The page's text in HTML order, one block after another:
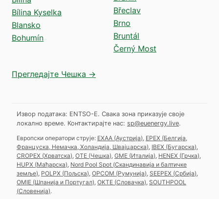
Bílina Kyselka
Blansko
Bohumín
Břeclav
Brno
Bruntál
Černý Most
Прегледајте Чешка →
Извор података: ENTSO-E. Свака зона приказује своје
локално време. Контактирајте нас: sp@euenergy.live.
Европски оператори струје: EXAA (Аустрија) EPEX (Белгија,
Француска, Немачка, Холандија, Швајцарска) IBEX (Бугарска)
CROPEX (Хрватска) OTE (Чешка) GME (Италија) HENEX (Грчка)
HUPX (Мађарска) Nord Pool Spot (Скандинавија и балтичке
земље) POLPX (Пољска) OPCOM (Румунија) SEEPEX (Србија)
OMIE (Шпанија и Португал) OKTE (Словачка) SOUTHPOOL
(Словенија).